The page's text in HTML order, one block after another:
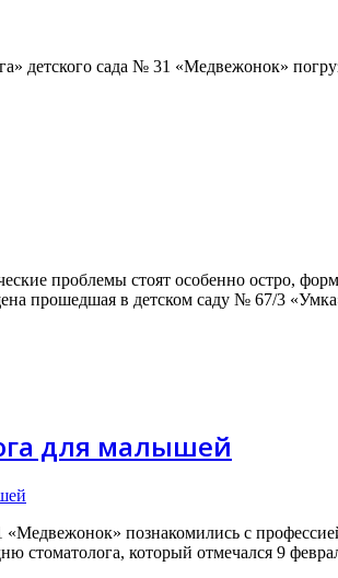
детского сада № 31 «Медвежонок»
проблемы стоят особенно остро,
прошедшая в детском саду № 67/3
для малышей
познакомились с
стоматолога, который отмечался 9